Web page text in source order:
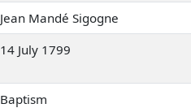
Jean Mandé Sigogne
14 July 1799
Baptism